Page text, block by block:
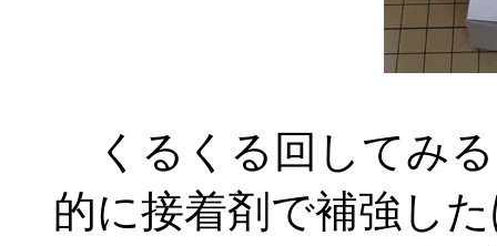
くるくる回してみ
的に接着剤で補強し